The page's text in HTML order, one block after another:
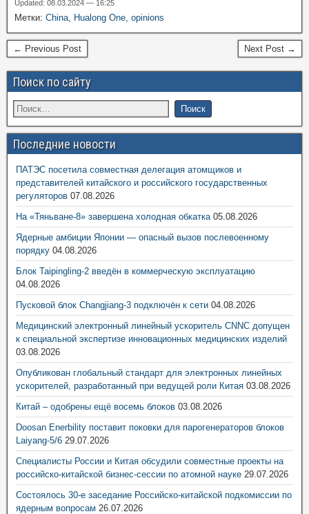
Updated: 08.03.2024 — 16:25
Метки: China, Hualong One, opinions
← Previous Post Next Post →
Поиск по сайту
Последние новости
ПАТЭС посетила совместная делегация атомщиков и
представителей китайского и российского государственных
регуляторов 07.08.2026
На «Тяньване-8» завершена холодная обкатка 05.08.2026
Ядерные амбиции Японии — опасный вызов послевоенному
порядку 04.08.2026
Блок Taipingling-2 введён в коммерческую эксплуатацию
04.08.2026
Пусковой блок Changjiang-3 подключён к сети 04.08.2026
Медицинский электронный линейный ускоритель CNNC допущен
к специальной экспертизе инновационных медицинских изделий
03.08.2026
Опубликован глобальный стандарт для электронных линейных
ускорителей, разработанный при ведущей роли Китая 03.08.2026
Китай – одобрены ещё восемь блоков 03.08.2026
Doosan Enerbility поставит поковки для парогенераторов блоков
Laiyang-5/6 29.07.2026
Специалисты России и Китая обсудили совместные проекты на
российско-китайской бизнес-сессии по атомной науке 29.07.2026
Состоялось 30-е заседание Российско-китайской подкомиссии по
ядерным вопросам 26.07.2026